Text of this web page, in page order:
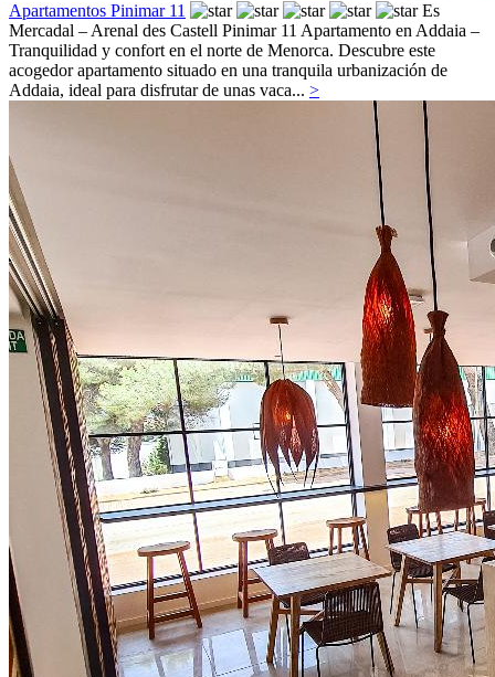
Apartamentos Pinimar 11
Es
Mercadal – Arenal des Castell Pinimar 11 Apartamento en Addaia –
Tranquilidad y confort en el norte de Menorca. Descubre este
acogedor apartamento situado en una tranquila urbanización de
Addaia, ideal para disfrutar de unas vaca... >